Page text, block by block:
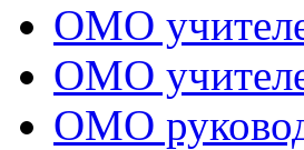
ОМО
ОМО
ОМО